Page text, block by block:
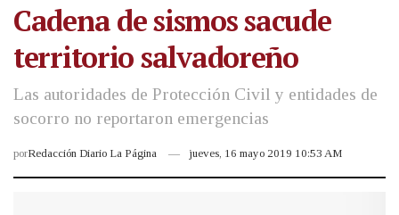
Cadena de sismos sacude
territorio salvadoreño
Las autoridades de Protección Civil y entidades de
socorro no reportaron emergencias
porRedacción Diario La Página jueves, 16 mayo 2019 10:53 AM